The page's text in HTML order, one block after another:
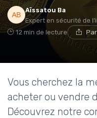
Aïssatou Ba
Expert en sécurité de
12 min de lecture
Vous cherchez la
acheter ou vendre
Découvrez notre